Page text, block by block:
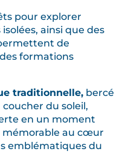
pour explorer
ainsi que des
de
formations
traditionnelle, bercé
du soleil,
en un moment
mémorable au cœur
emblématiques du